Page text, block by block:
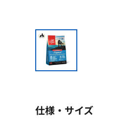
仕様・サイズ